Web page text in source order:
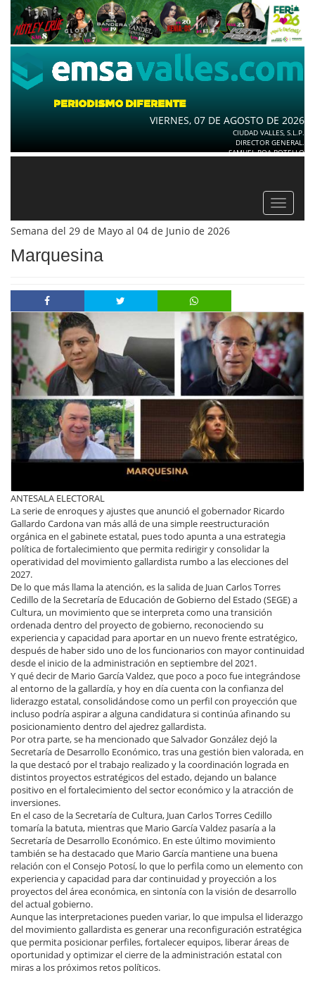
VIERNES, 07 DE AGOSTO DE 2026
CIUDAD VALLES, S.L.P.
DIRECTOR GENERAL.
SAMUEL ROA BOTELLO
Toggle
Semana del 29 de Mayo al 04 de Junio de 2026
Marquesina
ANTESALA ELECTORAL
La serie de enroques y ajustes que anunció el gobernador Ricardo
Gallardo Cardona van más allá de una simple reestructuración
orgánica en el gabinete estatal, pues todo apunta a una estrategia
política de fortalecimiento que permita redirigir y consolidar la
operatividad del movimiento gallardista rumbo a las elecciones del
2027.
De lo que más llama la atención, es la salida de Juan Carlos Torres
Cedillo de la Secretaría de Educación de Gobierno del Estado (SEGE) a
Cultura, un movimiento que se interpreta como una transición
ordenada dentro del proyecto de gobierno, reconociendo su
experiencia y capacidad para aportar en un nuevo frente estratégico,
después de haber sido uno de los funcionarios con mayor continuidad
desde el inicio de la administración en septiembre del 2021.
Y qué decir de Mario García Valdez, que poco a poco fue integrándose
al entorno de la gallardía, y hoy en día cuenta con la confianza del
liderazgo estatal, consolidándose como un perfil con proyección que
incluso podría aspirar a alguna candidatura si continúa afinando su
posicionamiento dentro del ajedrez gallardista.
Por otra parte, se ha mencionado que Salvador González dejó la
Secretaría de Desarrollo Económico, tras una gestión bien valorada, en
la que destacó por el trabajo realizado y la coordinación lograda en
distintos proyectos estratégicos del estado, dejando un balance
positivo en el fortalecimiento del sector económico y la atracción de
inversiones.
En el caso de la Secretaría de Cultura, Juan Carlos Torres Cedillo
tomaría la batuta, mientras que Mario García Valdez pasaría a la
Secretaría de Desarrollo Económico. En este último movimiento
también se ha destacado que Mario García mantiene una buena
relación con el Consejo Potosí, lo que lo perfila como un elemento con
experiencia y capacidad para dar continuidad y proyección a los
proyectos del área económica, en sintonía con la visión de desarrollo
del actual gobierno.
Aunque las interpretaciones pueden variar, lo que impulsa el liderazgo
del movimiento gallardista es generar una reconfiguración estratégica
que permita posicionar perfiles, fortalecer equipos, liberar áreas de
oportunidad y optimizar el cierre de la administración estatal con
miras a los próximos retos políticos.